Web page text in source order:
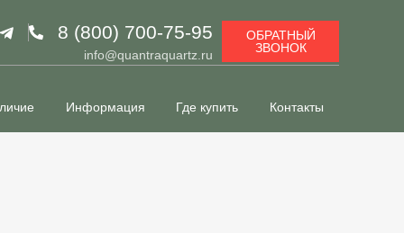
8 (800) 700-75-95
info@quantraquartz.ru
ОБРАТНЫЙ
ЗВОНОК
Информация Где купить Контакты